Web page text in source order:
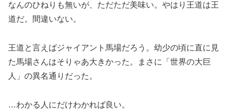
なんのひねりも無いが、ただただ美味い。やはり王道は王
道だ。間違いない。
王道と言えばジャイアント馬場だろう。幼少の頃に直に見
た馬場さんはそりゃあ大きかった。まさに「世界の大巨
人」の異名通りだった。
…わかる人にだけわかれば良い。